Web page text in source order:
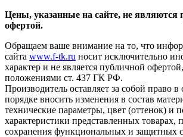
Цены, указанные на сайте, не являются
офертой.
Обращаем ваше внимание на то, что
сайта www.f-tk.ru носит исключительно
характер и не является публичной
положениями ст. 437 ГК РФ.
Производитель оставляет за собой право
порядке вносить изменения в состав
технические параметры, цвет (оттенок) и
характеристики представленных товарах,
сохранения функциональных и защитных